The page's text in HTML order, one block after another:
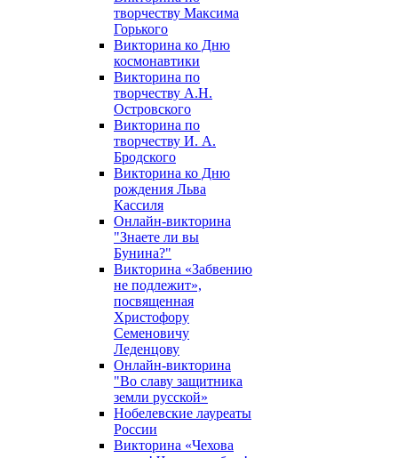
творчеству Максима
Горького
Викторина ко Дню
космонавтики
Викторина по
творчеству А.Н.
Островского
Викторина по
творчеству И. А.
Бродского
Викторина ко Дню
рождения Льва
Кассиля
Онлайн-викторина
"Знаете ли вы
Бунина?"
Викторина «Забвению
не подлежит»,
посвященная
Христофору
Семеновичу
Леденцову
Онлайн-викторина
"Во славу защитника
земли русской»
Нобелевские лауреаты
России
Викторина «Чехова